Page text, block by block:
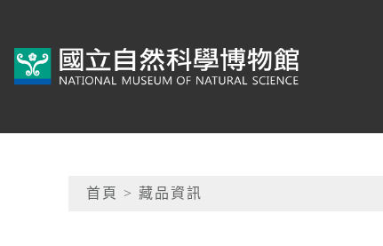
典藏網-國立自然科學
網頁導覽
首頁 > 藏品資訊